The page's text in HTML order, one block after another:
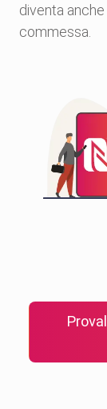
diventa
commessa.